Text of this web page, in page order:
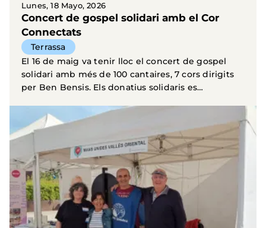
Lunes, 18 Mayo, 2026
Concert de gospel solidari amb el Cor
Connectats
Terrassa
El 16 de maig va tenir lloc el concert de gospel
solidari amb més de 100 cantaires, 7 cors dirigits
per Ben Bensis. Els donatius solidaris es